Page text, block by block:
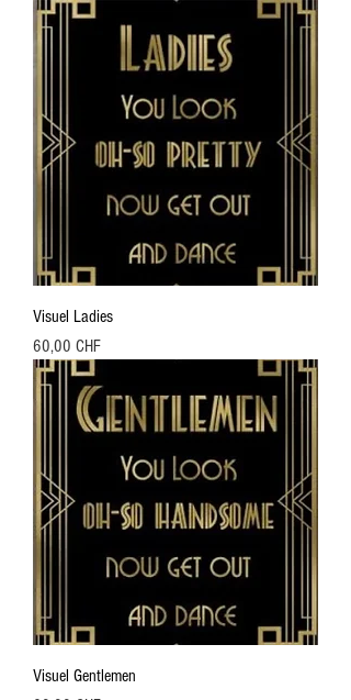
Visuel Ladies
Preis
60,00 CHF
Visuel Gentlemen